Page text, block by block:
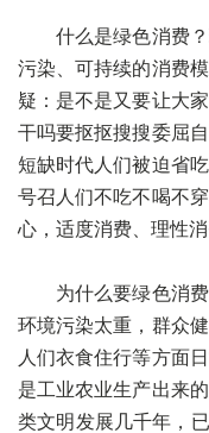
什么是绿色消费？
污染、可持续的消费
疑：是不是又要让大
干吗要抠抠搜搜委屈
短缺时代人们被迫省
号召人们不吃不喝不
心，适度消费、理性消
为什么要绿色消费
环境污染太重，群众
人们衣食住行等方面
是工业农业生产出来
类文明发展几千年，